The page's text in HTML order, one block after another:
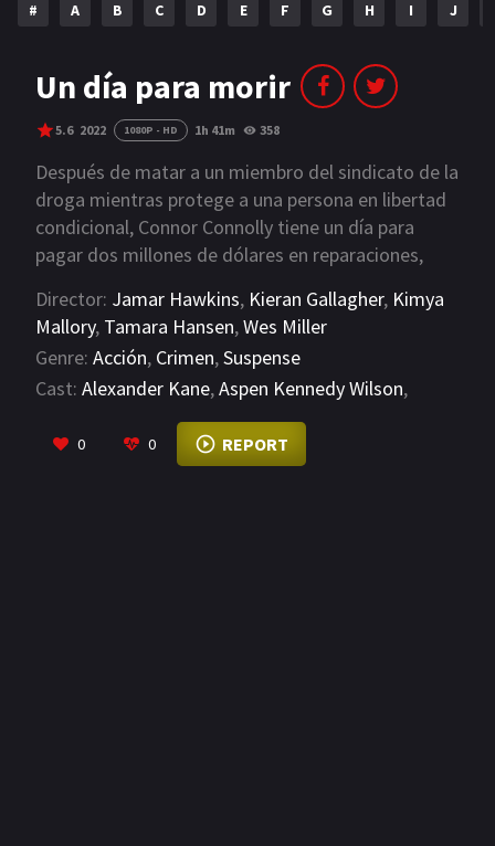
AÑOS
2023 2022
2021 2020
2019 2018
2014 2006
2002 2001
PELICULAS
# A B C D E F G H I J
Un día para morir
5.6 2022 1080P - HD 1h 41m 358
Después de matar a un miembro del sindicato de la
droga mientras protege a una persona en libertad
condicional, Connor Connolly tiene un día para
pagar dos millones de dólares en reparaciones,
obligado a pedirle a su antiguo equipo de
operaciones militares, liderado por Brice Mason,
que se una y de alguna manera obtenga dos
millones de dólares antes de que Connor pierda a
todos los que ama.
Director: Jamar Hawkins, Kieran Gallagher, Kimya
Mallory, Tamara Hansen,Wes Miller
Genre: Acción, Crimen,Suspense
Cast: Alexander Kane,Aspen Kennedy Wilson,
VIEW MORE
0 0 REPORT